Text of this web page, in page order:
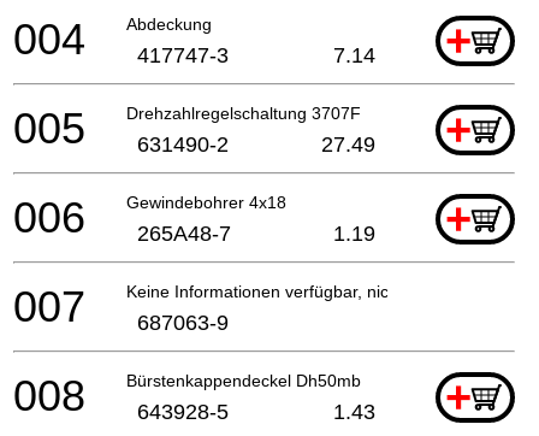
Abdeckung +
004 417747-3 7.14
Drehzahlregelschaltung 3707F +
005 631490-2 27.49
Gewindebohrer 4x18 +
006 265A48-7 1.19
Keine Informationen verfügbar, nicht bestellbar
007 687063-9
Bürstenkappendeckel Dh50mb +
008 643928-5 1.43